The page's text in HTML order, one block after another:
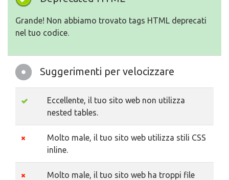
Grande! Non abbiamo trovato tags HTML deprecati
nel tuo codice.
Suggerimenti per velocizzare
Eccellente, il tuo sito web non utilizza
nested tables.
Molto male, il tuo sito web utilizza stili CSS
inline.
Molto male, il tuo sito web ha troppi file